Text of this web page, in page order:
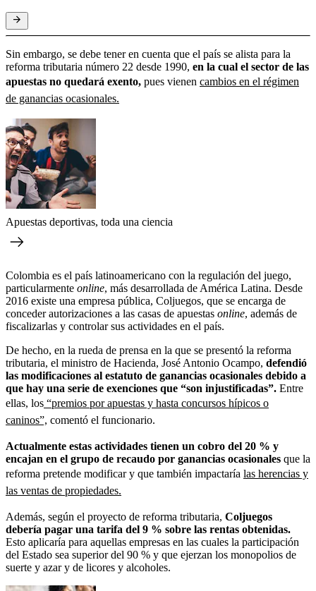
Sin embargo, se debe tener en cuenta que el país se alista para la
reforma tributaria número 22 desde 1990, en la cual el sector de las
apuestas no quedará exento, pues vienen cambios en el régimen
de ganancias ocasionales.
Apuestas deportivas, toda una ciencia
Colombia es el país latinoamericano con la regulación del juego,
particularmente online, más desarrollada de América Latina. Desde
2016 existe una empresa pública, Coljuegos, que se encarga de
conceder autorizaciones a las casas de apuestas online, además de
fiscalizarlas y controlar sus actividades en el país.
De hecho, en la rueda de prensa en la que se presentó la reforma
tributaria, el ministro de Hacienda, José Antonio Ocampo, defendió
las modificaciones al estatuto de ganancias ocasionales debido a
que hay una serie de exenciones que “son injustificadas”. Entre
ellas, los “premios por apuestas y hasta concursos hípicos o
caninos”, comentó el funcionario.
Actualmente estas actividades tienen un cobro del 20 % y
encajan en el grupo de recaudo por ganancias ocasionales que la
reforma pretende modificar y que también impactaría las herencias y
las ventas de propiedades.
Además, según el proyecto de reforma tributaria, Coljuegos
debería pagar una tarifa del 9 % sobre las rentas obtenidas.
Esto aplicaría para aquellas empresas en las cuales la participación
del Estado sea superior del 90 % y que ejerzan los monopolios de
suerte y azar y de licores y alcoholes.